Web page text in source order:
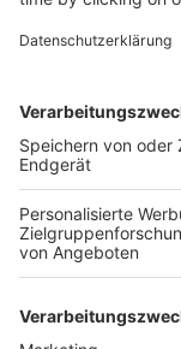
Der
SERVICE